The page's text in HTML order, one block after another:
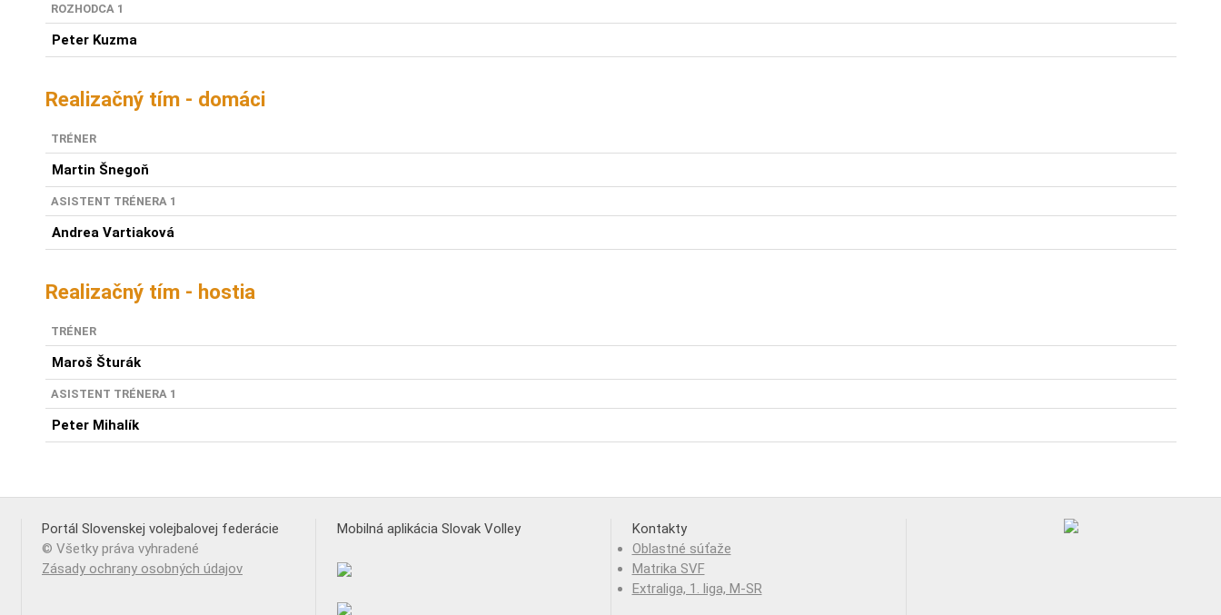
ROZHODCA 1
Peter Kuzma
Realizačný tím - domáci
TRÉNER
Martin Šnegoň
ASISTENT TRÉNERA 1
Andrea Vartiaková
Realizačný tím - hostia
TRÉNER
Maroš Šturák
ASISTENT TRÉNERA 1
Peter Mihalík
Portál Slovenskej volejbalovej federácie
© Všetky práva vyhradené
Zásady ochrany osobných údajov
Mobilná aplikácia Slovak Volley
Kontakty
Oblastné súťaže
Matrika SVF
Extraliga, 1. liga, M-SR